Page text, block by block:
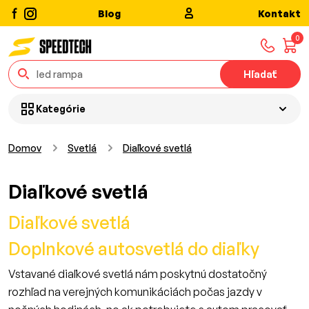
Blog Kontakt
0
Hľadať
Kategórie
Domov Svetlá Diaľkové svetlá
Diaľkové svetlá
Diaľkové svetlá
Doplnkové autosvetlá do diaľky
Vstavané diaľkové svetlá nám poskytnú dostatočný
rozhľad na verejných komunikáciách počas jazdy v